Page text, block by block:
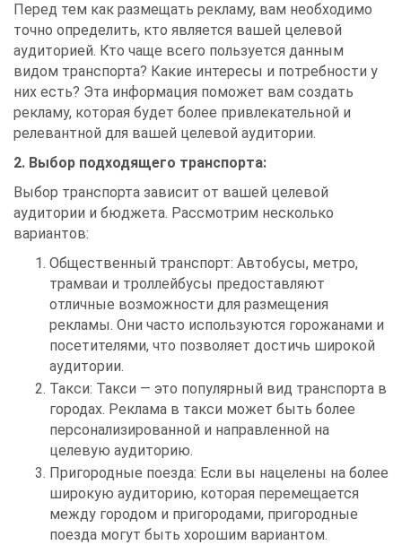
Перед тем как размещать рекламу, вам необходимо
точно определить, кто является вашей целевой
аудиторией. Кто чаще всего пользуется данным
видом транспорта? Какие интересы и потребности у
них есть? Эта информация поможет вам создать
рекламу, которая будет более привлекательной и
релевантной для вашей целевой аудитории.
2. Выбор подходящего транспорта:
Выбор транспорта зависит от вашей целевой
аудитории и бюджета. Рассмотрим несколько
вариантов:
Общественный транспорт: Автобусы, метро,
трамваи и троллейбусы предоставляют
отличные возможности для размещения
рекламы. Они часто используются горожанами и
посетителями, что позволяет достичь широкой
аудитории.
Такси: Такси — это популярный вид транспорта в
городах. Реклама в такси может быть более
персонализированной и направленной на
целевую аудиторию.
Пригородные поезда: Если вы нацелены на более
широкую аудиторию, которая перемещается
между городом и пригородами, пригородные
поезда могут быть хорошим вариантом.